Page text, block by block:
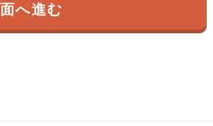
へ進む